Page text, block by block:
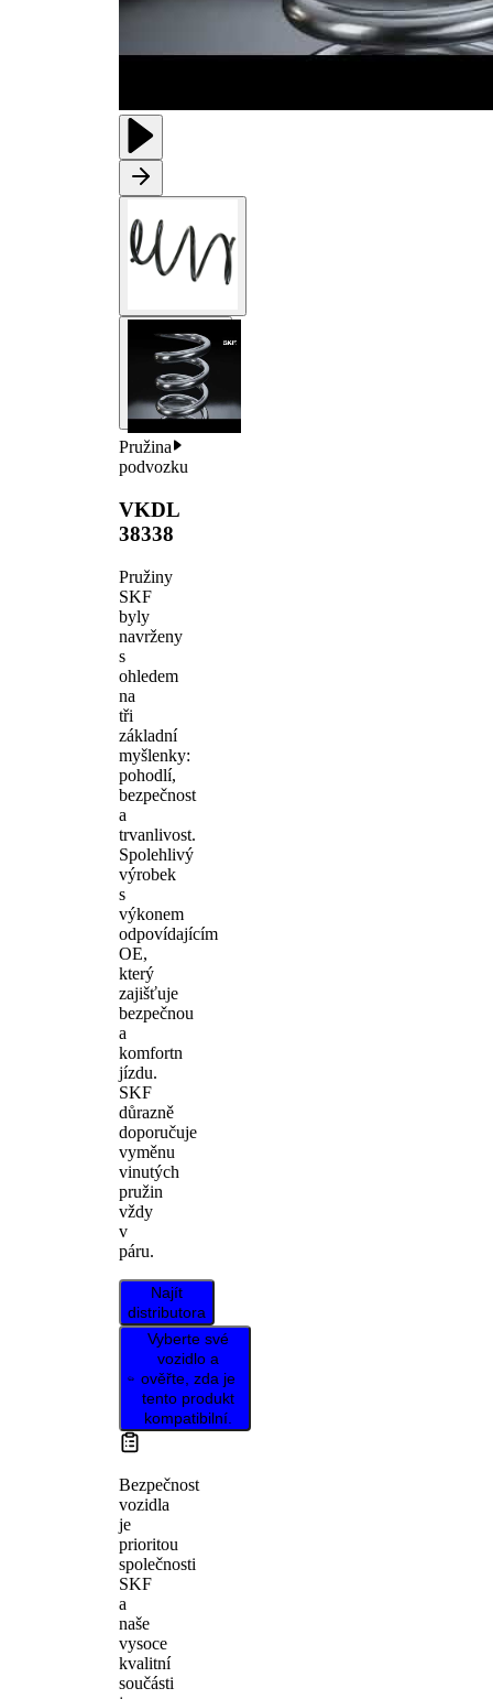
Pružina
podvozku
VKDL
38338
Pružiny
SKF
byly
navrženy
s
ohledem
na
tři
základní
myšlenky:
pohodlí,
bezpečnost
a
trvanlivost.
Spolehlivý
výrobek
s
výkonem
odpovídajícím
OE,
který
zajišťuje
bezpečnou
a
komfortn
jízdu.
SKF
důrazně
doporučuje
vyměnu
vinutých
pružin
vždy
v
páru.
Najít
distributora
Vyberte své
vozidlo a
ověřte, zda je
tento produkt
kompatibilní.
Bezpečnost
vozidla
je
prioritou
společnosti
SKF
a
naše
vysoce
kvalitní
součásti